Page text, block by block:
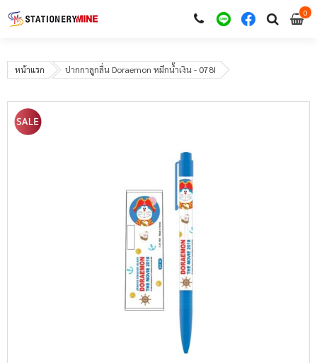
00
หน้าแรก ปากกาลูกลื่น Doraemon หมึกน้ำเงิน - 078I